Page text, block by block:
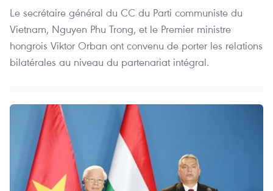
Le secrétaire général du CC du Parti communiste du
Vietnam, Nguyen Phu Trong, et le Premier ministre
hongrois Viktor Orban ont convenu de porter les relations
bilatérales au niveau du partenariat intégral.